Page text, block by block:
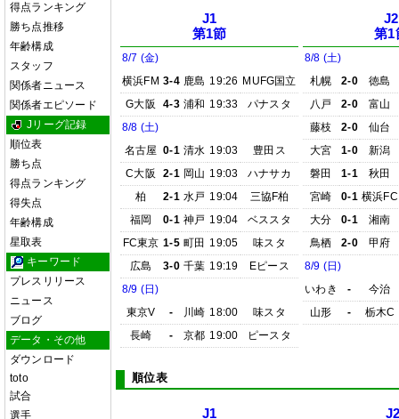
得点ランキング
勝ち点推移
年齢構成
スタッフ
関係者ニュース
関係者エピソード
Jリーグ記録
順位表
勝ち点
得点ランキング
得失点
年齢構成
星取表
キーワード
プレスリリース
ニュース
ブログ
データ・その他
ダウンロード
toto
試合
選手
J1
第1節
8/7 (金)
横浜FM 3-4 鹿島 19:26 MUFG国立
G大阪
4-3 浦和 19:33
パナスタ
8/8 (土)
名古屋 0-1 清水 19:03
豊田ス
C大阪
2-1 岡山 19:03
ハナサカ
柏
2-1 水戸 19:04
三協F柏
福岡
0-1 神戸 19:04
ベススタ
FC東京 1-5 町田 19:05
味スタ
広島
3-0 千葉 19:19
Eピース
8/9 (日)
東京V
- 川崎 18:00
味スタ
長崎
- 京都 19:00 ピースタ
J2
第1
8/8 (土)
札幌
2-0
徳島
八戸
2-0
富山
藤枝
2-0
仙台
大宮
1-0
新潟
磐田
1-1
秋田
宮崎
0-1 横浜FC
大分
0-1
湘南
鳥栖
2-0
甲府
8/9 (日)
いわき
-
今治
山形
- 栃木C
順位表
J1